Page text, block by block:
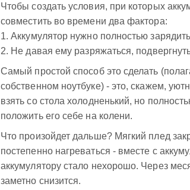
Чтобы создать условия, при которых
совместить во времени два фактора:
1. Аккумулятор нужно полностью
2. Не давая ему разряжаться,
Самый простой способ это сделать
собственном ноутбуке) - это, скажем,
взять со стола холодненький, но
положить его себе на колени.
Что произойдет дальше? Мягкий плед
постепенно нагреваться - вместе с
аккумулятору стало нехорошо. Через
заметно снизится.